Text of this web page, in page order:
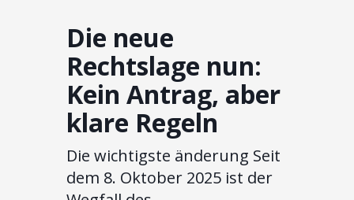
Die neue
Rechtslage nun:
Kein Antrag, aber
klare Regeln
Die wichtigste änderung Seit
dem 8. Oktober 2025 ist der